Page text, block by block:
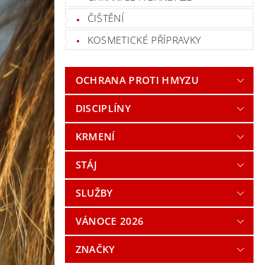
ČIŠTĚNÍ
KOSMETICKÉ PŘÍPRAVKY
OCHRANA PROTI HMYZU
DISCIPLÍNY
KRMENÍ
STÁJ
SLUŽBY
VÁNOCE 2026
ZNAČKY